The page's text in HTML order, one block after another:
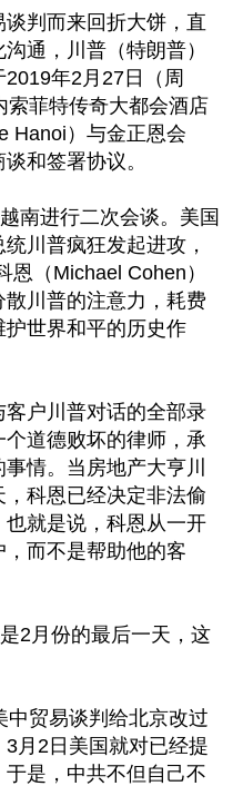
判而来回折大饼，直
通，川普（特朗普）
年2月27日（周
索菲特传奇大都会酒店
Hanoi）与金正恩会
和签署协议。
南进行二次会谈。美国
川普疯狂发起进攻，
恩（Michael Cohen）
川普的注意力，耗费
世界和平的历史作
户川普对话的全部录
道德败坏的律师，承
情。当房地产大亨川
科恩已经决定非法偷
就是说，科恩从一开
而不是帮助他的客
2月份的最后一天，这
贸易谈判给北京改过
月2日美国就对已经提
是，中共不但自己不